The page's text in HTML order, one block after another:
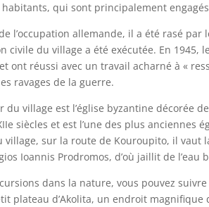
qui sont principalement engagés
l’occupation allemande, il a été rasé par
civile du village a été exécutée. En 1945,
ont réussi avec un travail acharné à «
ravages de la guerre.
du village est l’église byzantine décorée
siècles et est l’une des plus anciennes
village, sur la route de Kouroupito, il vaut
Ioannis Prodromos, d’où jaillit de l’eau
dans la nature, vous pouvez
plateau d’Akolita, un endroit magnifique